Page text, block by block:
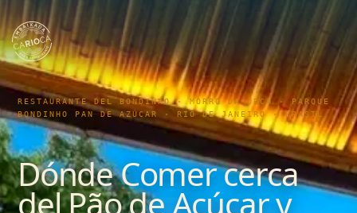
RESTAURANTE DEL BONDINHO · MORRO DA URCA · PARQUE
BONDINHO PAN DE AZÚCAR · RÍO DE JANEIRO · BRASIL
Dónde Comer cerca
del Pão de Açúcar y